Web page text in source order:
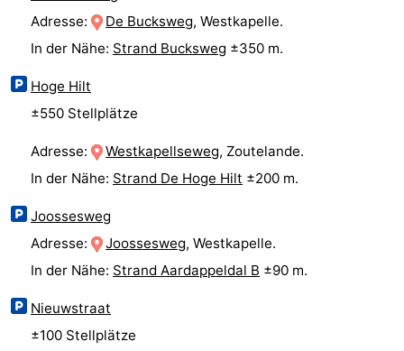
Oosterschelde
Burgh
Haamstede
Natur
Kop
van
Walcheren
Veere
Oranjezon
Oostkapelle
Natur
de
Domburg
-
Adresse:
De Bucksweg, Westkapelle.
In der Nähe: Strand Bucksweg ±350 m.
Hoge Hilt
±550 Stellplätze
Adresse: Westkapellseweg, Zoutelande.
In der Nähe: Strand De Hoge Hilt ±200 m.
Joossesweg
Adresse:
Joossesweg, Westkapelle.
In der Nähe: Strand Aardappeldal B ±90 m.
Nieuwstraat
±100 Stellplätze